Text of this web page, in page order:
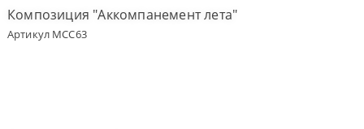
Бонусная
программа
Композиция "Аккомпанемент лета"
Артикул MCC63